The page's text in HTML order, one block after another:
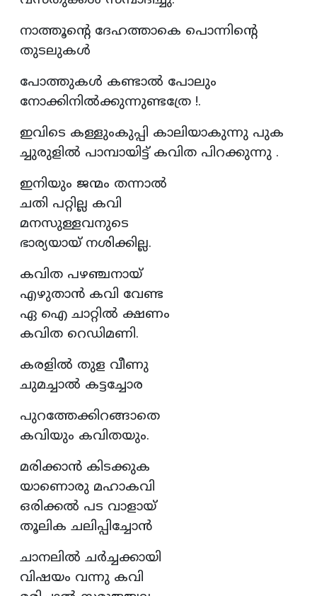
നാത്തൂന്റെ ദേഹത്താകെ പൊന്നിന്റെ
തുടലുകൾ
പോത്തുകൾ കണ്ടാൽ പോലും
നോക്കിനിൽക്കുന്നുണ്ടത്രേ !.
ഇവിടെ കള്ളുംകുപ്പി കാലിയാകുന്നു പുക
ച്ചുരുളിൽ പാമ്പായിട്ട്‌ കവിത പിറക്കുന്നു .
ഇനിയും ജന്മം തന്നാൽ
ചതി പറ്റില്ല കവി
മനസുള്ളവനുടെ
ഭാര്യയായ് നശിക്കില്ല.
കവിത പഴഞ്ചനായ്
എഴുതാൻ കവി വേണ്ട
ഏ ഐ ചാറ്റിൽ ക്ഷണം
കവിത റെഡിമണി.
കരളിൽ തുള വീണു
ചുമച്ചാൽ കട്ടച്ചോര
പുറത്തേക്കിറങ്ങാതെ
കവിയും കവിതയും.
മരിക്കാൻ കിടക്കുക
യാണൊരു മഹാകവി
ഒരിക്കൽ പട വാളായ്‌
തൂലിക ചലിപ്പിച്ചോൻ
ചാനലിൽ ചർച്ചക്കായി
വിഷയം വന്നു കവി